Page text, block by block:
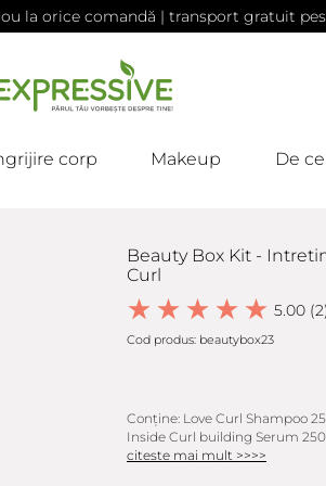
la orice comandă | transport gratuit
corp Makeup De
Beauty Box Kit -
Curl
5.00 (2)
Cod produs: beautybox23
Conține: Love Curl Shampoo
Inside Curl building Serum
citeste mai mult >>>>